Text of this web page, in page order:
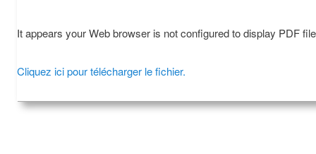
It appears your Web browser is not configured to display PDF
Cliquez ici pour télécharger le fichier.